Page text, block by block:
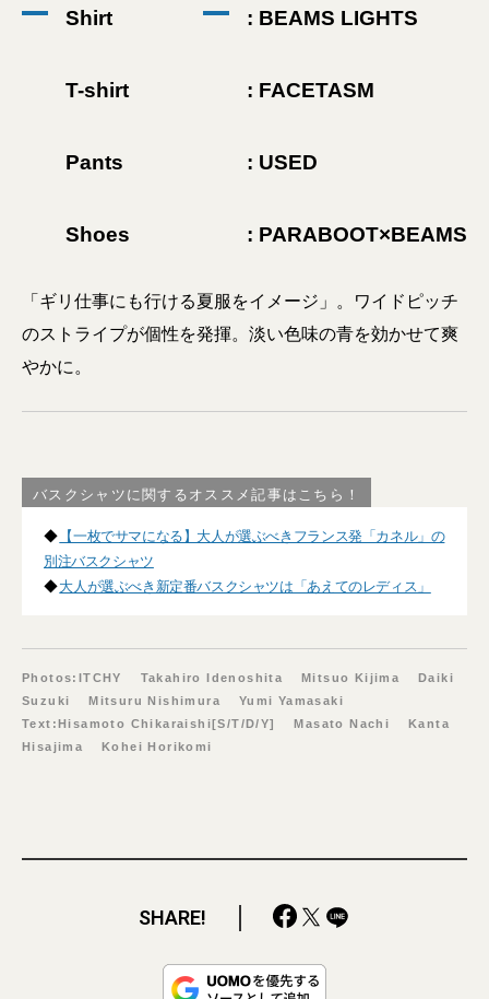
Shirt
T-shirt
Pants
Shoes
: BEAMS LIGHTS
: FACETASM
: USED
: PARABOOT×BEAMS
「ギリ仕事にも行ける夏服をイメージ」。ワイドピッチ
のストライプが個性を発揮。淡い色味の青を効かせて爽
やかに。
バスクシャツに関するオススメ記事はこちら！
◆ 【一枚でサマになる】大人が選ぶべきフランス発「カネル」の
別注バスクシャツ
◆大人が選ぶべき新定番バスクシャツは「あえてのレディス」
Photos:ITCHY Takahiro Idenoshita Mitsuo Kijima Daiki
Suzuki Mitsuru Nishimura Yumi Yamasaki
Text:Hisamoto Chikaraishi[S/T/D/Y] Masato Nachi Kanta
Hisajima Kohei Horikomi
SHARE!